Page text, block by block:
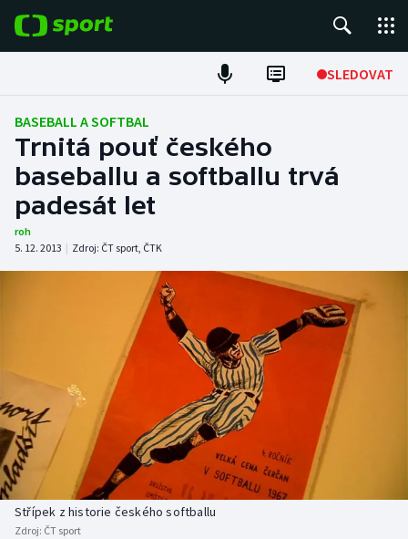
SLEDOVAT
Fotbal
Hokej
Tenis
Atletika
Americký fotbal
Baseball a softbal
Basketbal
Biatlon
NEPŘEHLÉDNĚTE
Soutěže
Historické návraty
Aplikace ČT sport
BASEBALL A SOFTBAL
Trnitá pouť českého
baseballu a softballu trvá
padesát let
roh
5. 12. 2013 | Zdroj: ČT sport, ČTK
Střípek z historie českého softballu
Zdroj: ČT sport